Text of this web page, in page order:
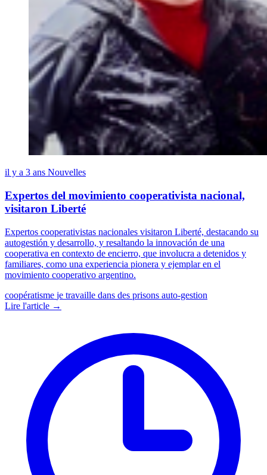
il y a 3 ans Nouvelles
Expertos del movimiento cooperativista nacional,
visitaron Liberté
Expertos cooperativistas nacionales visitaron Liberté, destacando su
autogestión y desarrollo, y resaltando la innovación de una
cooperativa en contexto de encierro, que involucra a detenidos y
familiares, como una experiencia pionera y ejemplar en el
movimiento cooperativo argentino.
coopératisme je travaille dans des prisons auto-gestion
Lire l'article →